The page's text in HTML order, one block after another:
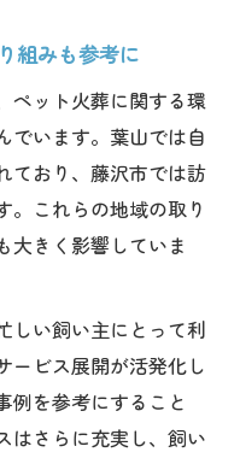
組みも参考に
ペット火葬に関する環
でいます。葉山では自
ており、藤沢市では訪
。これらの地域の取り
大きく影響していま
しい飼い主にとって利
ービス展開が活発化し
例を参考にすること
はさらに充実し、飼い